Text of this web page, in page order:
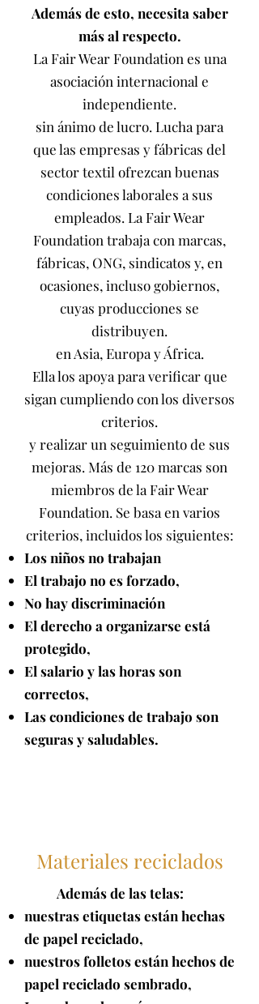
Además de esto, necesita saber
más al respecto.
La Fair Wear Foundation es una
asociación internacional e
independiente.
sin ánimo de lucro. Lucha para
que las empresas y fábricas del
sector textil ofrezcan buenas
condiciones laborales a sus
empleados. La Fair Wear
Foundation trabaja con marcas,
fábricas, ONG, sindicatos y, en
ocasiones, incluso gobiernos,
cuyas producciones se
distribuyen.
en Asia, Europa y África.
Ella los apoya para verificar que
sigan cumpliendo con los diversos
criterios.
y realizar un seguimiento de sus
mejoras. Más de 120 marcas son
miembros de la Fair Wear
Foundation. Se basa en varios
criterios, incluidos los siguientes:
Los niños no trabajan
El trabajo no es forzado,
No hay discriminación
El derecho a organizarse está
protegido,
El salario y las horas son
correctos,
Las condiciones de trabajo son
seguras y saludables.
Materiales reciclados
Además de las telas:
nuestras etiquetas están hechas
de papel reciclado,
nuestros folletos están hechos de
papel reciclado sembrado,